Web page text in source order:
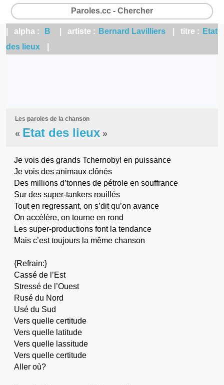
Paroles.cc - Chercher
| alpha : B | artiste : Bernard Lavilliers | titre : Etat
des lieux
Les paroles de la chanson
« Etat des lieux »
Je vois des grands Tchernobyl en puissance
Je vois des animaux clônés
Des millions d’tonnes de pétrole en souffrance
Sur des super-tankers rouillés
Tout en regressant, on s’dit qu’on avance
On accélère, on tourne en rond
Les super-productions font la tendance
Mais c’est toujours la même chanson
{Refrain:}
Cassé de l’Est
Stressé de l’Ouest
Rusé du Nord
Usé du Sud
Vers quelle certitude
Vers quelle latitude
Vers quelle lassitude
Vers quelle certitude
Aller où?